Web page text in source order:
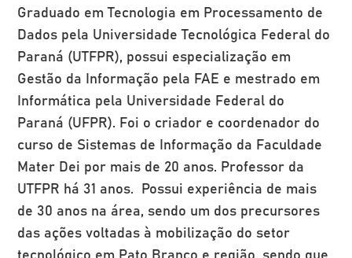
Graduado em Tecnologia em Processamento de
Dados pela Universidade Tecnológica Federal do
Paraná (UTFPR), possui especialização em
Gestão da Informação pela FAE e mestrado em
Informática pela Universidade Federal do
Paraná (UFPR). Foi o criador e coordenador do
curso de Sistemas de Informação da Faculdade
Mater Dei por mais de 20 anos. Professor da
UTFPR há 31 anos. Possui experiência de mais
de 30 anos na área, sendo um dos precursores
das ações voltadas à mobilização do setor